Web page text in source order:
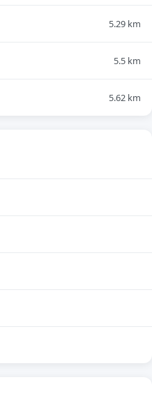
5.29 km
5.5 km
5.62 km